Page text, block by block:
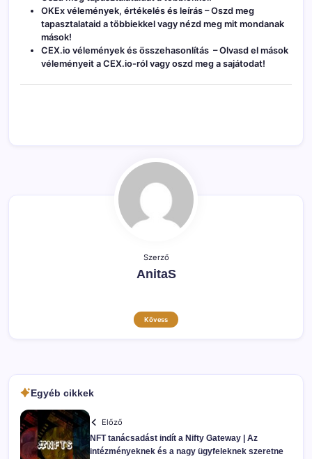
OKEx vélemények, értékelés és leírás – Oszd meg
tapasztalataid a többiekkel vagy nézd meg mit mondanak
mások!
CEX.io vélemények és összehasonlítás – Olvasd el mások
véleményeit a CEX.io-ról vagy oszd meg a sajátodat!
Szerző
AnitaS
Kövess
Egyéb cikkek
Előző
NFT tanácsadást indít a Nifty Gateway | Az
intézményeknek és a nagy ügyfeleknek szeretne